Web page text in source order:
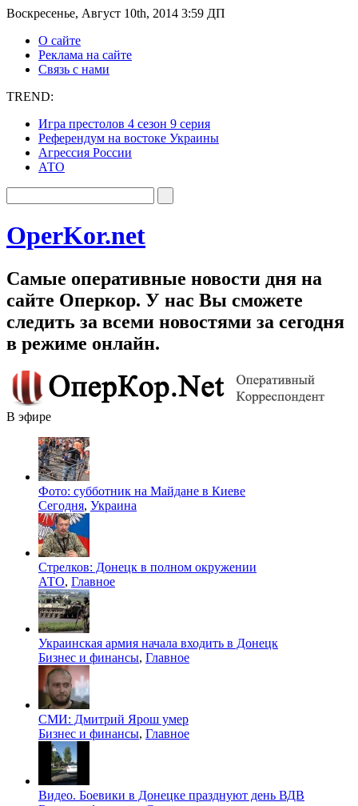
Воскресенье, Август 10th, 2014 3:59 ДП
О сайте
Реклама на сайте
Связь с нами
TREND:
Игра престолов 4 сезон 9 серия
Референдум на востоке Украины
Агрессия России
АТО
OperKor.net
Самые оперативные новости дня на
сайте Оперкор. У нас Вы сможете
следить за всеми новостями за сегодня
в режиме онлайн.
В эфире
Фото: субботник на Майдане в Киеве
Сегодня, Украина
Стрелков: Донецк в полном окружении
АТО, Главное
Украинская армия начала входить в Донецк
Бизнес и финансы, Главное
СМИ: Дмитрий Ярош умер
Бизнес и финансы, Главное
Видео. Боевики в Донецке празднуют день ВДВ